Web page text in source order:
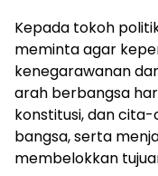
Kepada tokoh
meminta agar
kenegarawanan
arah berbangsa
konstitusi, dan
bangsa, serta
membelokkan